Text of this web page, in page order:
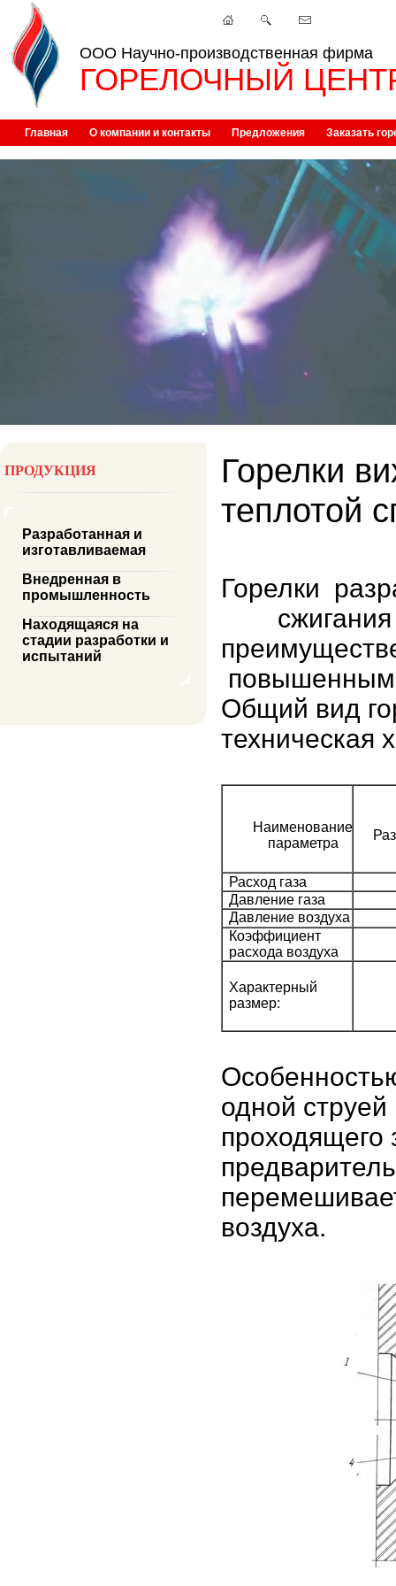
ООО Научно-производственная фирма
ГОРЕЛОЧНЫЙ
Главная О компании и контакты Предложения Заказать
ПРОДУКЦИЯ
Разработанная и
изготавливаемая
Внедренная в
промышленность
Находящаяся на
стадии разработки и
испытаний
Горелки
теплотой
Горелки
повышенным
Общий вид
техническая
Наименование
параметра
Расход газа
Давление газа
Давление воздуха
Коэффициент
расхода воздуха
Характерный
размер:
одной струей
проходящего
воздуха.